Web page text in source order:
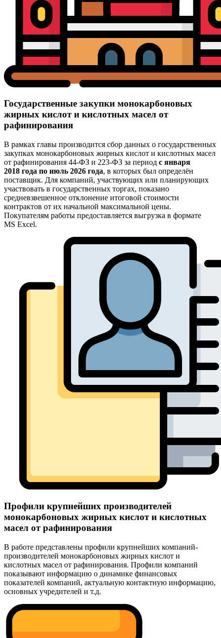
Государственные закупки монокарбоновых
жирных кислот и кислотных масел от
рафинирования
В рамках главы производится сбор данных о государственных
закупках монокарбоновых жирных кислот и кислотных масел
от рафинирования 44-ФЗ и 223-ФЗ за период с января
2018 года по июль 2026 года, в которых был определён
поставщик. Для компаний, участвующих или планирующих
участвовать в государственных торгах, показано
средневзвешенное отклонение итоговой стоимости
контрактов от их начальной максимальной цены.
Покупателям работы предоставляется выгрузка в формате
MS Excel.
Профили крупнейших производителей
монокарбоновых жирных кислот и кислотных
масел от рафинирования
В работе представлены профили крупнейших компаний-
производителей монокарбоновых жирных кислот и
кислотных масел от рафинирования. Профили компаний
показывают информацию о динамике финансовых
показателей компаний, актуальную контактную информацию,
основных учредителей и т.д.